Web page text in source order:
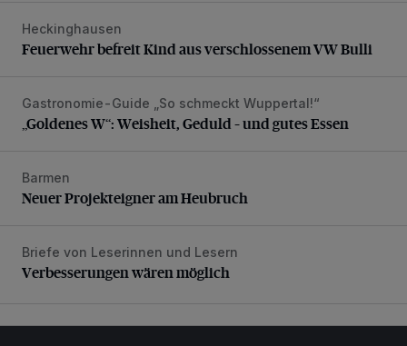
Feuerwehr befreit Kind aus verschlossenem VW Bulli
Heckinghausen
Feuerwehr befreit Kind aus verschlossenem VW Bulli
„Goldenes W“: Weisheit, Geduld – und gutes Essen
Gastronomie-Guide „So schmeckt Wuppertal!“
„Goldenes W“: Weisheit, Geduld – und gutes Essen
Neuer Projekteigner am Heubruch
Barmen
Neuer Projekteigner am Heubruch
Verbesserungen wären möglich
Briefe von Leserinnen und Lesern
Verbesserungen wären möglich